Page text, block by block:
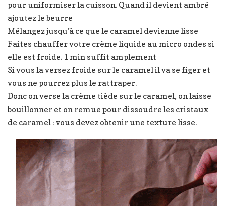
pour uniformiser la cuisson. Quand il devient ambré
ajoutez le beurre
Mélangez jusqu’à ce que le caramel devienne lisse
Faites chauffer votre crème liquide au micro ondes si
elle est froide. 1 min suffit amplement
Si vous la versez froide sur le caramel il va se figer et
vous ne pourrez plus le rattraper.
Donc on verse la crème tiède sur le caramel, on laisse
bouillonner et on remue pour dissoudre les cristaux
de caramel : vous devez obtenir une texture lisse.